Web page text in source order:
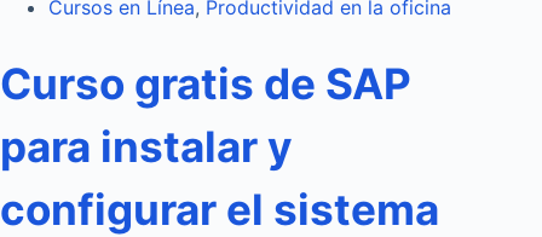
Cursos en Línea, Productividad en la oficina
Curso gratis de SAP
para instalar y
configurar el sistema